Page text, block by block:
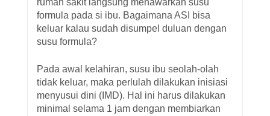
rumah sakit langsung menawarkan susu
formula pada si ibu. Bagaimana ASI bisa
keluar kalau sudah disumpel duluan dengan
susu formula?
Pada awal kelahiran, susu ibu seolah-olah
tidak keluar, maka perlulah dilakukan inisiasi
menyusui dini (IMD). Hal ini harus dilakukan
minimal selama 1 jam dengan membiarkan